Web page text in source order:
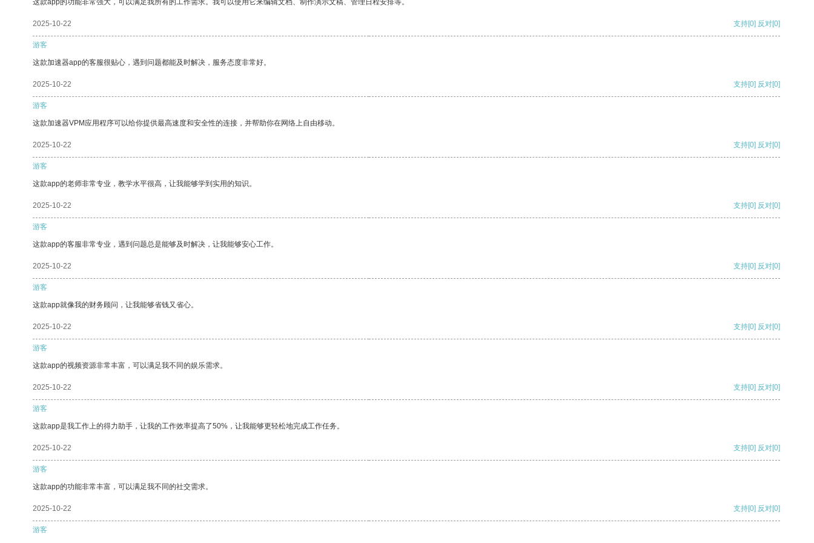
这款app的功能非常强大，可以满足我所有的工作需求。我可以使用它来编辑文档、制作演示文稿、管理日程安排等。
2025-10-22 支持[0] 反对[0]
游客
这款加速器app的客服很贴心，遇到问题都能及时解决，服务态度非常好。
2025-10-22 支持[0] 反对[0]
游客
这款加速器VPM应用程序可以给你提供最高速度和安全性的连接，并帮助你在网络上自由移动。
2025-10-22 支持[0] 反对[0]
游客
这款app的老师非常专业，教学水平很高，让我能够学到实用的知识。
2025-10-22 支持[0] 反对[0]
游客
这款app的客服非常专业，遇到问题总是能够及时解决，让我能够安心工作。
2025-10-22 支持[0] 反对[0]
游客
这款app就像我的财务顾问，让我能够省钱又省心。
2025-10-22 支持[0] 反对[0]
游客
这款app的视频资源非常丰富，可以满足我不同的娱乐需求。
2025-10-22 支持[0] 反对[0]
游客
这款app是我工作上的得力助手，让我的工作效率提高了50%，让我能够更轻松地完成工作任务。
2025-10-22 支持[0] 反对[0]
游客
这款app的功能非常丰富，可以满足我不同的社交需求。
2025-10-22 支持[0] 反对[0]
游客